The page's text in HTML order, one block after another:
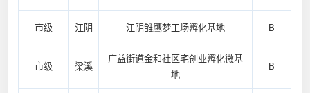
市级 江阴 江阴雏鹰梦工场孵化基地 B
市级 梁溪
广益街道金和社区宅创业孵化微基
地
B